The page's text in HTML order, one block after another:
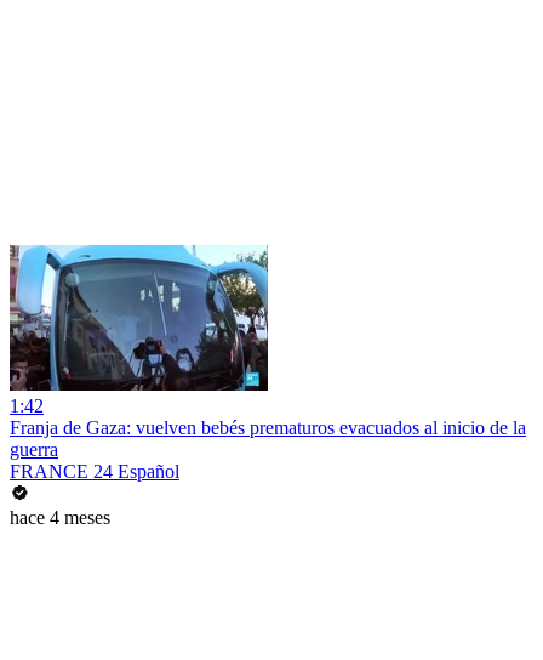
1:42
Franja de Gaza: vuelven bebés prematuros evacuados al inicio de la
guerra
FRANCE 24 Español
hace 4 meses